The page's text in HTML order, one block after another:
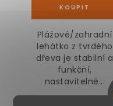
Plážové/zahradní
lehátko z tvrdého
dřeva je stabilní a
funkční,
nastavitelné...